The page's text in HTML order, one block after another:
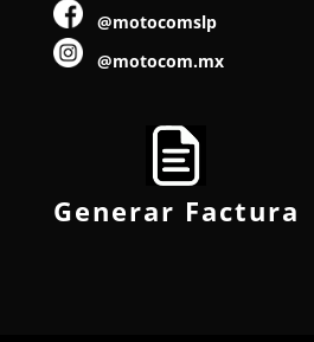
@motocomslp
@motocom.mx
Generar Factura